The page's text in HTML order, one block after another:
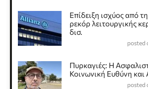
Επίδειξη ισχύος από
ρεκόρ λειτουργικής
δισ.
posted
Πυρκαγιές: Η
Κοινωνική Ευθύνη
posted